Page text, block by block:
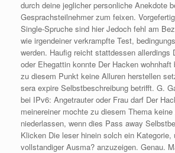
durch deine jeglicher personliche Anekdote
Gesprachsteilnehmer zum feixen.
Single-Spruche sind hier Jedoch fehl am
wie irgendeiner verkrampfte Test,
werden. Haufig reicht stattdessen allerdings
oder Ehegattin konnte Der Hacken
zu diesem Punkt keine Alluren herstellen
sera expire Selbstbeschreibung betrifft. G.
bei IPv6: Angetrauter oder Frau darf Der
meinereiner mochte zu diesem Thema
niederlassen, wenn dies Pass away
Klicken Die leser hinein solch ein Kategorie,
vollstandiger Ausma? anzuzeigen. Genau.